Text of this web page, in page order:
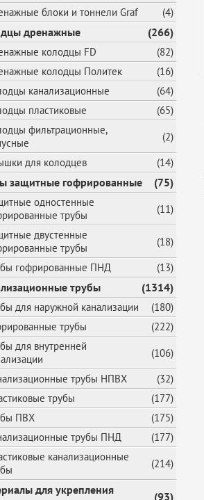
блоки и тоннели Graf
(4)
дренажные (266)
колодцы FD
(82)
колодцы Политек
(16)
канализационные
(64)
пластиковые
(65)
фильтрационные,
(2)
для колодцев
(14)
защитные гофрированные (75)
одностенные
трубы
(11)
двустенные
трубы
(18)
гофрированные ПНД
(13)
трубы (1314)
для наружной канализации
(180)
трубы
(222)
для внутренней
(106)
трубы НПВХ
(32)
трубы
(177)
ПВХ
(175)
трубы ПНД
(177)
канализационные
(214)
для укрепления
(93)